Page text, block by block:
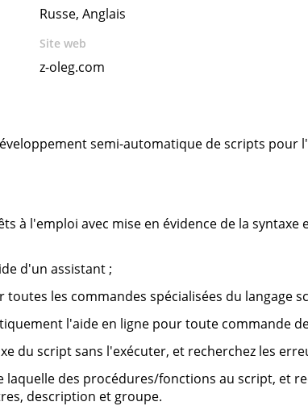
Russe, Anglais
Site web
z-oleg.com
semi-automatique de scripts pour
à l'emploi avec mise en évidence de la syntaxe
d'un assistant ;
toutes les commandes spécialisées du langage
l'aide en ligne pour toute commande
du script sans l'exécuter, et recherchez les
des procédures/fonctions au script, et
description et groupe.